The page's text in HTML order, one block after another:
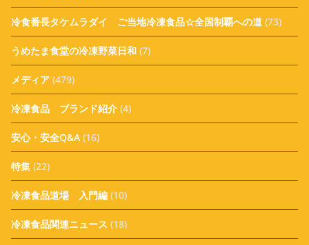
冷食番長タケムラダイ ご当地冷凍食品☆全国制覇への道 (73)
うめたま食堂の冷凍野菜日和 (7)
メディア (479)
冷凍食品 ブランド紹介 (4)
安心・安全Q&A (16)
特集 (22)
冷凍食品道場 入門編 (10)
冷凍食品関連ニュース (18)